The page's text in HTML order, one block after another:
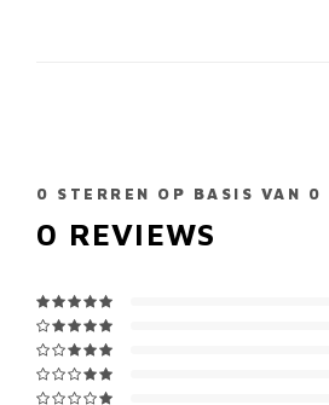
0 STERREN OP BASIS VAN 0
0 REVIEWS